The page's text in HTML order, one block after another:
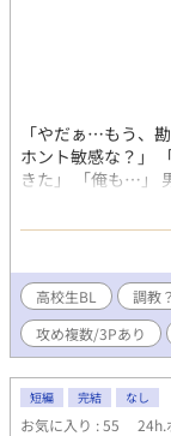
「やだぁ…もう、
ホント敏感な？」
きた」 「俺も…」
親友２人（＋１）
るお話。 性欲に溢
※ムーンライトノ
ロシーンあります
高校生BL 調教？
攻め複数/3Pあり
短編 完結 なし
お気に入り : 55 24h.